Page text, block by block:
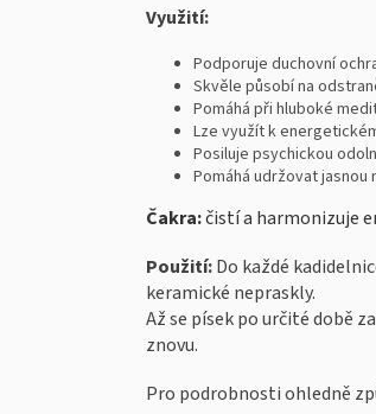
Využití:
Podporuje duchovní
Skvěle působí na
Pomáhá při hluboké
Lze využít k
Posiluje psychickou
Pomáhá udržovat
Čakra:čistí a harmonizuje
Použití:Do každé
keramické nepraskly.
Až se písek po určité době
znovu.
Pro podrobnosti ohledně